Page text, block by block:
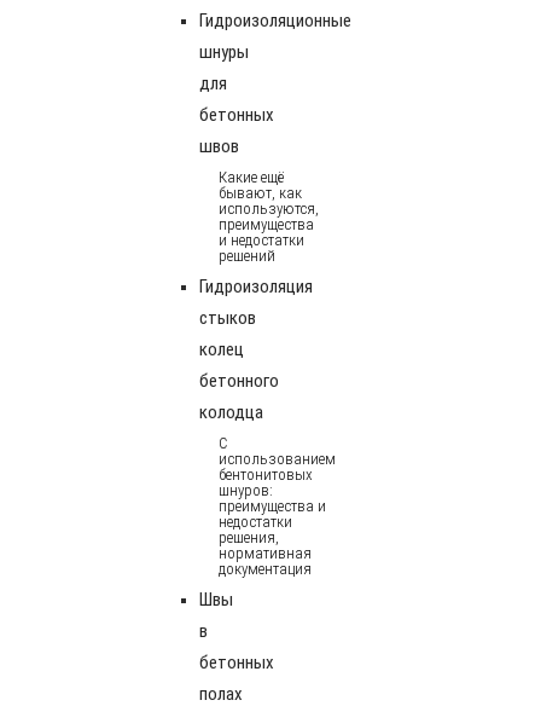
Гидроизоляционные
шнуры
для
бетонных
швов
Какие ещё
бывают, как
используются,
преимущества
и недостатки
решений
Гидроизоляция
стыков
колец
бетонного
колодца
С
использованием
бентонитовых
шнуров:
преимущества и
недостатки
решения,
нормативная
документация
Швы
в
бетонных
полах